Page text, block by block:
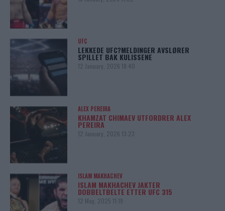
UFC
LEKKEDE UFC?MELDINGER AVSLØRER
SPILLET BAK KULISSENE
12 January, 2026 18:40
ALEX PEREIRA
KHAMZAT CHIMAEV UTFORDRER ALEX
PEREIRA
12 January, 2026 13:23
ISLAM MAKHACHEV
ISLAM MAKHACHEV JAKTER
DOBBELTBELTE ETTER UFC 315
12 May, 2025 11:19